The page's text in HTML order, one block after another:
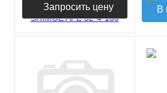
Запросить цену